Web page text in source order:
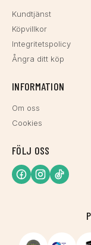
Kundtjänst
Köpvillkor
Integritetspolicy
Ångra ditt köp
INFORMATION
Om oss
Cookies
FÖLJ OSS